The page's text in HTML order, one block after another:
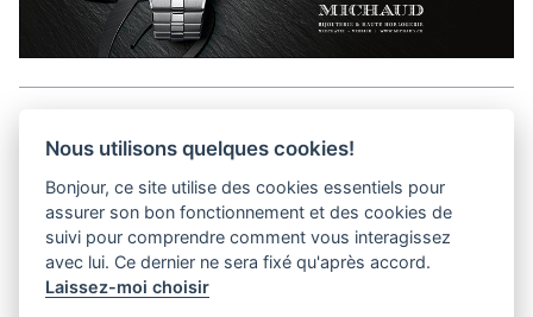
Kits médias
Confidentialité
Nous utilisons quelques cookies!
Bonjour, ce site utilise des cookies essentiels pour
assurer son bon fonctionnement et des cookies de
suivi pour comprendre comment vous interagissez
avec lui. Ce dernier ne sera fixé qu'après accord.
Laissez-moi choisir